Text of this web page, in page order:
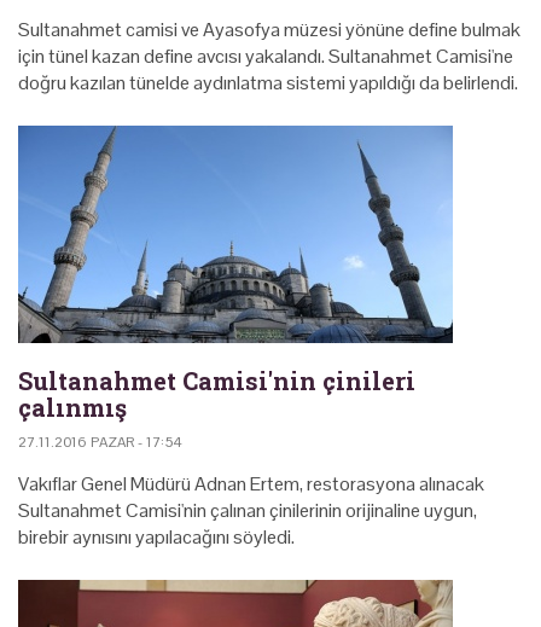
Sultanahmet camisi ve Ayasofya müzesi yönüne define bulmak
için tünel kazan define avcısı yakalandı. Sultanahmet Camisi'ne
doğru kazılan tünelde aydınlatma sistemi yapıldığı da belirlendi.
Sultanahmet Camisi'nin çinileri
çalınmış
27.11.2016 PAZAR - 17:54
Vakıflar Genel Müdürü Adnan Ertem, restorasyona alınacak
Sultanahmet Camisi'nin çalınan çinilerinin orijinaline uygun,
birebir aynısını yapılacağını söyledi.